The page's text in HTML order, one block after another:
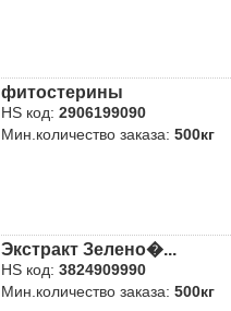
фитостерины
HS код:2906199090
Мин.количество заказа:500кг
Экстракт Зелено�...
HS код:3824909990
Мин.количество заказа:500кг